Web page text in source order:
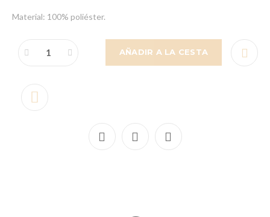
Material: 100% poliéster.
AÑADIR A LA CESTA